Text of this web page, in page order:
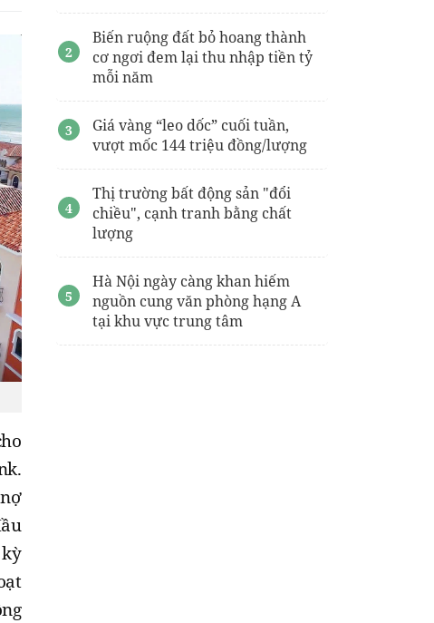
Biến ruộng đất bỏ hoang thành
cơ ngơi đem lại thu nhập tiền tỷ
mỗi năm
Giá vàng “leo dốc” cuối tuần,
vượt mốc 144 triệu đồng/lượng
Thị trường bất động sản "đổi
chiều", cạnh tranh bằng chất
lượng
Hà Nội ngày càng khan hiếm
nguồn cung văn phòng hạng A
tại khu vực trung tâm